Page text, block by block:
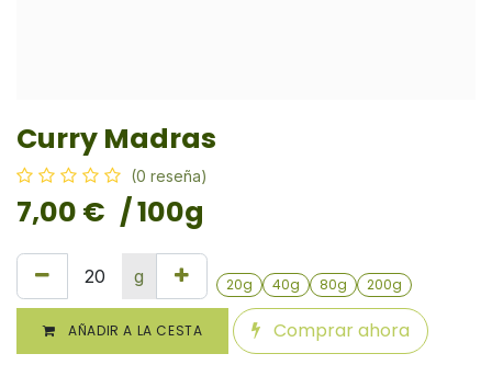
Curry Madras
(0 reseña)
7,00 € / 100g
g 20g 40g 80g 200g
AÑADIR A LA CESTA Comprar ahora